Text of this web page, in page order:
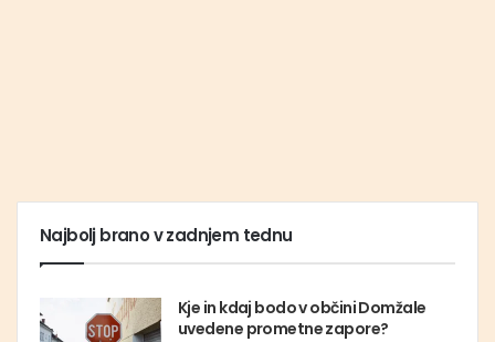
Najbolj brano v zadnjem tednu
Kje in kdaj bodo v občini Domžale
uvedene prometne zapore?